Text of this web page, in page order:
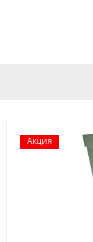
Акция